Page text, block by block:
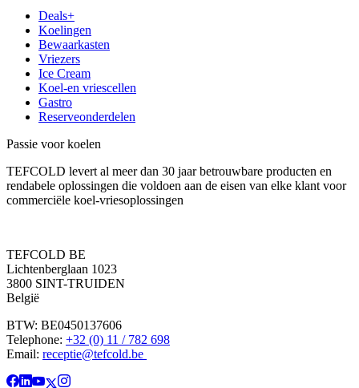
Deals+
Koelingen
Bewaarkasten
Vriezers
Ice Cream
Koel-en vriescellen
Gastro
Reserveonderdelen
Passie voor koelen
TEFCOLD levert al meer dan 30 jaar betrouwbare producten en
rendabele oplossingen die voldoen aan de eisen van elke klant voor
commerciële koel-vriesoplossingen
TEFCOLD BE
Lichtenberglaan 1023
3800 SINT-TRUIDEN
België
BTW: BE0450137606
Telephone: +32 (0) 11 / 782 698
Email: receptie@tefcold.be